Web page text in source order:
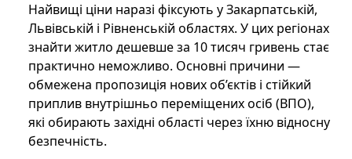
Найвищі ціни наразі фіксують у Закарпатській,
Львівській і Рівненській областях. У цих регіонах
знайти житло дешевше за 10 тисяч гривень стає
практично неможливо. Основні причини —
обмежена пропозиція нових об’єктів і стійкий
приплив внутрішньо переміщених осіб (ВПО),
які обирають західні області через їхню відносну
безпечність.